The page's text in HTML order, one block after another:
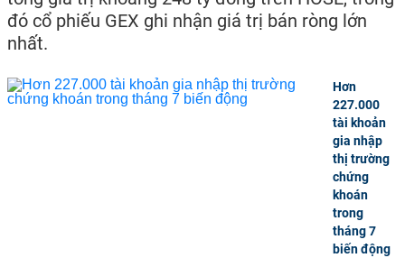
đó cổ phiếu GEX ghi nhận giá trị bán ròng lớn
nhất.
Hơn
227.000
tài khoản
gia nhập
thị trường
chứng
khoán
trong
tháng 7
biến động